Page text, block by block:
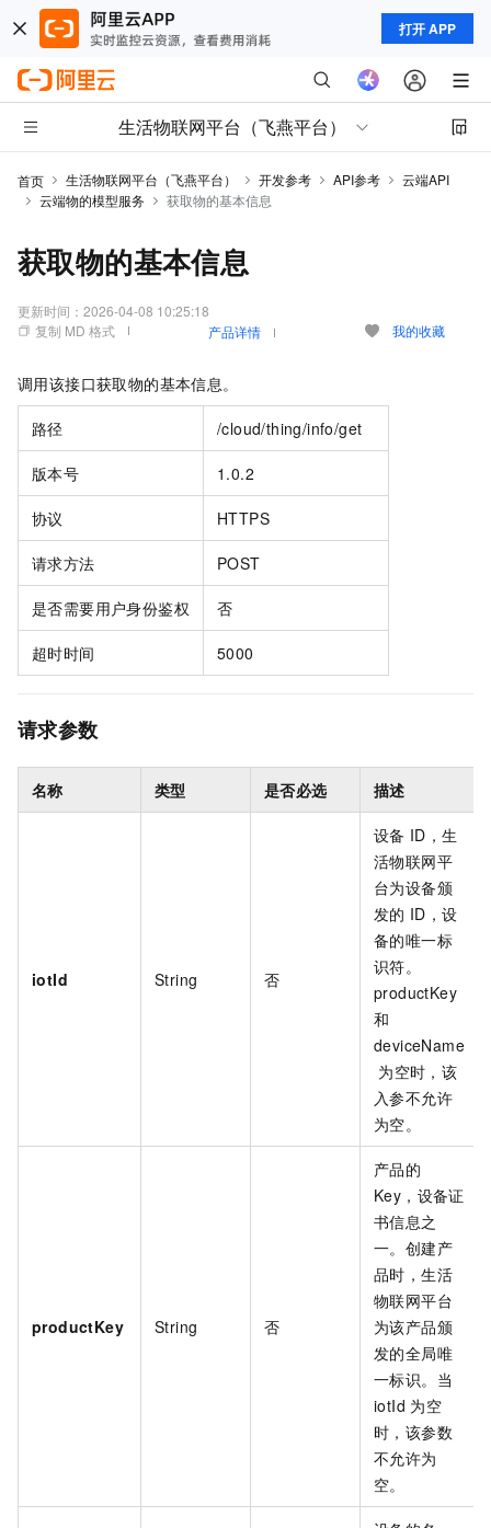
打开 APP
生活物联网平台（飞燕平台）
首页 生活物联网平台（飞燕平台） 开发参考 API参考
云端API
云端物的模型服务
获取物的基本信息
获取物的基本信息
更新时间： 2026-04-08 10:25:18
复制 MD 格式
产品详情 我的收藏
调用该接口获取物的基本信息。
路径 /cloud/thing/info/get
版本号 1.0.2
协议 HTTPS
请求方法 POST
是否需要用户身份鉴权 否
超时时间 5000
请求参数
名称 类型 是否必选 描述
iotId String 否
设备 ID，生
活物联网平
台为设备颁
发的 ID，设
备的唯一标
识符。
productKey
和
deviceName
为空时，该
入参不允许
为空。
productKey String 否
产品的
Key，设备证
书信息之
一。创建产
品时，生活
物联网平台
为该产品颁
发的全局唯
一标识。当
iotId 为空
时，该参数
不允许为
空。